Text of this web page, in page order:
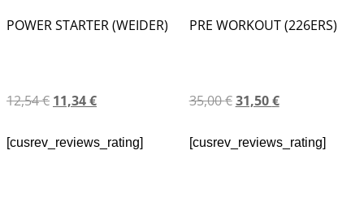
POWER STARTER (WEIDER)
12,54€ 11,34€
[cusrev_reviews_rating]
PRE WORKOUT (226ERS)
35,00€31,50€
[cusrev_reviews_rating]